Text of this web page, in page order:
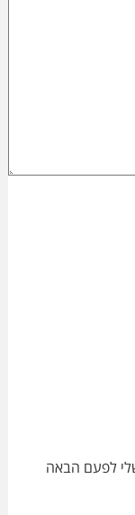
לפעם הבאה